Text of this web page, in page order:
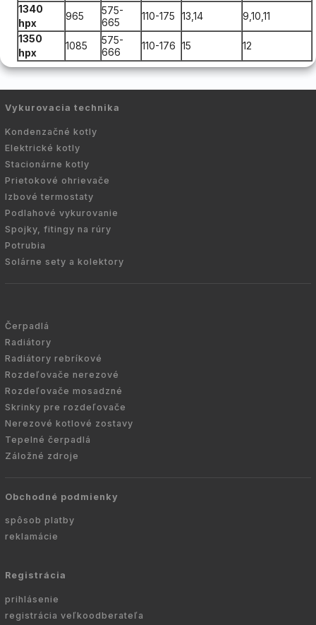
1340
hpx
965
575-
665
110-175 13,14
9,10,11
1350
hpx
1085
575-
666
110-176 15 12
Vykurovacia technika
Kondenzačné kotly
Elektrické kotly
Stacionárne kotly
Prietokové ohrievače
Izbové termostaty
Podlahové vykurovanie
Spojky, fitingy na rúry
Potrubia
Solárne sety a kolektory
Čerpadlá
Radiátory
Radiátory rebríkové
Rozdeľovače nerezové
Rozdeľovače mosadzné
Skrinky pre rozdeľovače
Nerezové kotlové zostavy
Tepelné čerpadlá
Záložné zdroje
Obchodné podmienky
spôsob platby
reklamácie
Registrácia
prihlásenie
registrácia veľkoodberateľa